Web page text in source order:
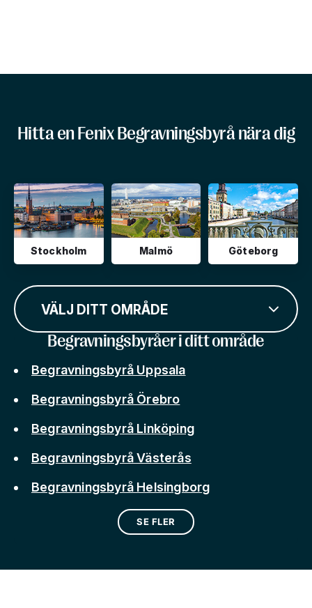
Hitta en Fenix Begravningsbyrå nära dig
Stockholm Malmö Göteborg
VÄLJ DITT OMRÅDE
Begravningsbyråer i ditt område
Begravningsbyrå Uppsala
Begravningsbyrå Örebro
Begravningsbyrå Linköping
Begravningsbyrå Västerås
Begravningsbyrå Helsingborg
SE FLER